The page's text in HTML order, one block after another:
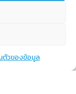
ตัวของข้อมูล
ตะกร้าสินค้า